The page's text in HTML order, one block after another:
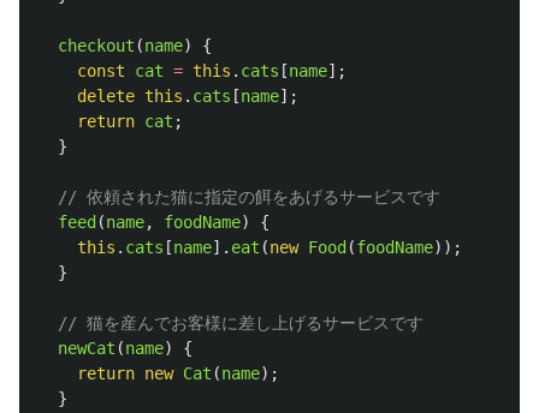
checkout (name)
{
const
cat = this . cats [name];
delete this . cats [name];
return cat ;
}
// 依頼された猫に指定の餌をあげるサービスです
feed (name, foodName)
{
this . cats [name]. eat (new Food (foodName));
}
// 猫を産んでお客様に差し上げるサービスです
newCat (name)
{
return new Cat (name);
}